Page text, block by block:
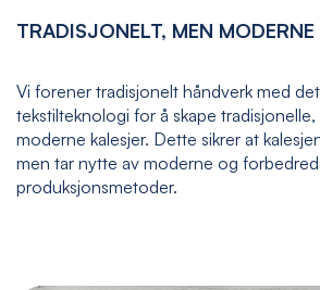
TRADISJONELT, MEN
Vi forener tradisjonelt håndverk med
tekstilteknologi for å skape
moderne kalesjer. Dette sikrer at
men tar nytte av moderne og
produksjonsmetoder.